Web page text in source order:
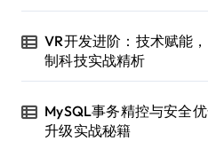
VR开发进阶：技术赋能
制科技实战精析
MySQL事务精控与安全
升级实战秘籍